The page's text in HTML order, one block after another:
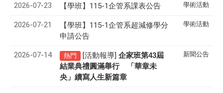
2026-07-23 【學班】115-1企管系課表公告 學術活動
2026-07-21
【學班】115-1企管系超減修學分
申請公告
學術活動
2026-07-14 熱門 [活動報導] 企家班第43屆
結業典禮圓滿舉行 「華章未
央」續寫人生新篇章
新聞公告